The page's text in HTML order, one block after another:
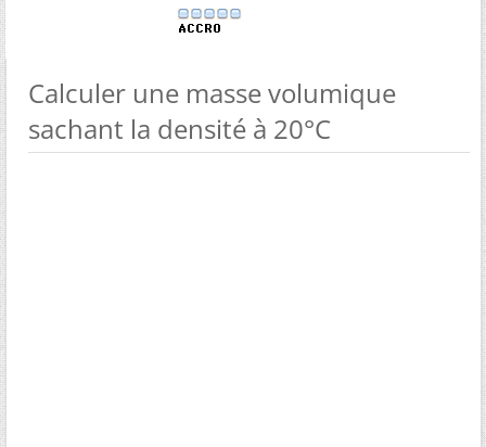
Calculer une masse volumique
sachant la densité à 20°C